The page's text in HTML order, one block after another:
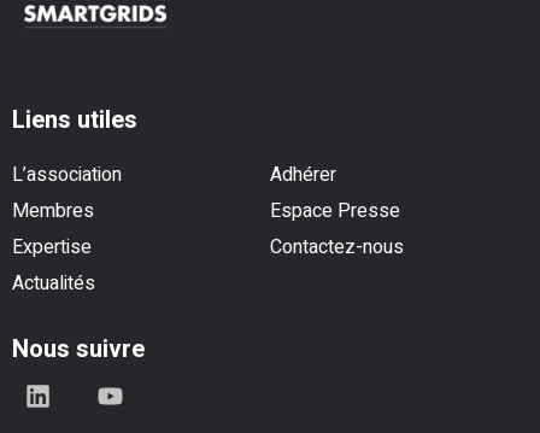
Liens utiles
L’association
Adhérer
Membres
Espace Presse
Expertise
Contactez-nous
Actualités
Nous suivre